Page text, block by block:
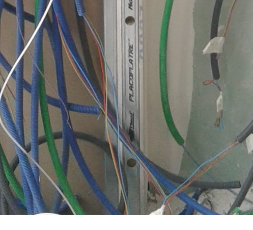
Catégories
d'animaux
Infos pratiques
Comment ça marche ?
Foire Aux Questions
Notre philosophie
Économie collaborative
Copyright - Kiwiiz.fr